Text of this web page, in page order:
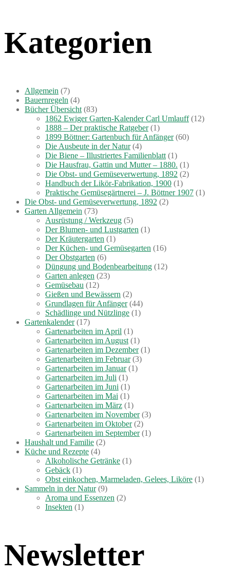
Kategorien
Allgemein (7)
Bauernregeln (4)
Bücher Übersicht (83)
1862 Ewiger Garten-Kalender Carl Umlauff(12)
1888 – Der praktische Ratgeber(1)
1899 Böttner: Gartenbuch für Anfänger(60)
Die Ausbeute in der Natur(4)
Die Biene – Illustriertes Familienblatt (1)
Die Hausfrau, Gattin und Mutter – 1880. (1)
Die Obst- und Gemüseverwertung, 1892 (2)
Handbuch der Likör-Fabrikation, 1900 (1)
Praktische Gemüsegärtnerei – J. Böttner 1907 (1)
Die Obst- und Gemüseverwertung, 1892 (2)
Garten Allgemein (73)
Ausrüstung / Werkzeug (5)
Der Blumen- und Lustgarten (1)
Der Kräutergarten (1)
Der Küchen- und Gemüsegarten (16)
Der Obstgarten (6)
Düngung und Bodenbearbeitung (12)
Garten anlegen (23)
Gemüsebau (12)
Gießen und Bewässern (2)
Grundlagen für Anfänger(44)
Schädlinge und Nützlinge (1)
Gartenkalender(17)
Gartenarbeiten im April (1)
Gartenarbeiten im August (1)
Gartenarbeiten im Dezember(1)
Gartenarbeiten im Februar(3)
Gartenarbeiten im Januar(1)
Gartenarbeiten im Juli (1)
Gartenarbeiten im Juni (1)
Gartenarbeiten im Mai (1)
Gartenarbeiten im März (1)
Gartenarbeiten im November(3)
Gartenarbeiten im Oktober(2)
Gartenarbeiten im September(1)
Haushalt und Familie (2)
Küche und Rezepte (4)
Alkoholische Getränke (1)
Gebäck (1)
Obst einkochen, Marmeladen, Gelees, Liköre (1)
Sammeln in der Natur(9)
Aroma und Essenzen (2)
Insekten (1)
Newsletter